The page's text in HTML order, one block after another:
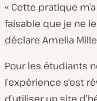
« Cette pratique
faisable que je ne
déclare Amelia
Pour les étudiants
l’expérience s’est